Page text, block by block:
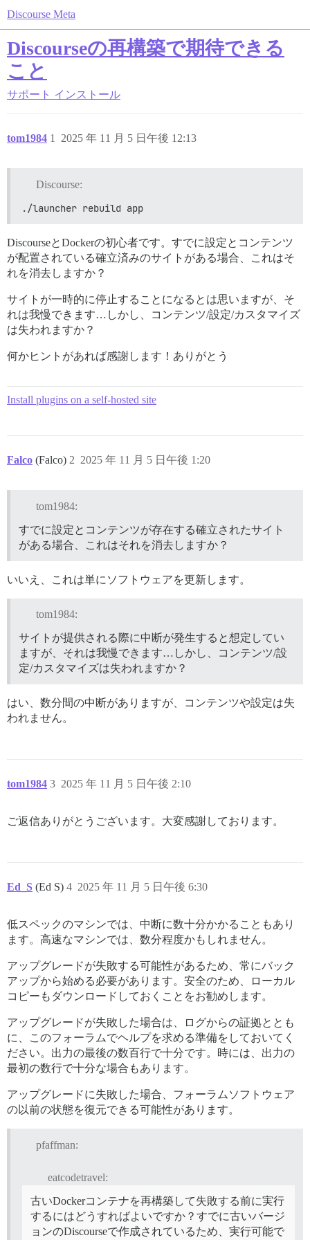
Discourse Meta
Discourseの再構築で期待できる
こと
サポート インストール
tom1984 2025 年 11 月 5 日午後 12:13
1
Discourse:
./launcher rebuild app
DiscourseとDockerの初心者です。すでに設定とコンテンツ
が配置されている確立済みのサイトがある場合、これはそ
れを消去しますか？
サイトが一時的に停止することになるとは思いますが、そ
れは我慢できます…しかし、コンテンツ/設定/カスタマイズ
は失われますか？
何かヒントがあれば感謝します！ありがとう
Install plugins on a self-hosted site
Falco (Falco) 2025 年 11 月 5 日午後 1:20
2
tom1984:
すでに設定とコンテンツが存在する確立されたサイト
がある場合、これはそれを消去しますか？
いいえ、これは単にソフトウェアを更新します。
tom1984:
サイトが提供される際に中断が発生すると想定してい
ますが、それは我慢できます…しかし、コンテンツ/設
定/カスタマイズは失われますか？
はい、数分間の中断がありますが、コンテンツや設定は失
われません。
tom1984 2025 年 11 月 5 日午後 2:10
3
ご返信ありがとうございます。大変感謝しております。
Ed_S (Ed S) 2025 年 11 月 5 日午後 6:30
4
低スペックのマシンでは、中断に数十分かかることもあり
ます。高速なマシンでは、数分程度かもしれません。
アップグレードが失敗する可能性があるため、常にバック
アップから始める必要があります。安全のため、ローカル
コピーもダウンロードしておくことをお勧めします。
アップグレードが失敗した場合は、ログからの証拠ととも
に、このフォーラムでヘルプを求める準備をしておいてく
ださい。出力の最後の数百行で十分です。時には、出力の
最初の数行で十分な場合もあります。
アップグレードに失敗した場合、フォーラムソフトウェア
の以前の状態を復元できる可能性があります。
pfaffman:
eatcodetravel:
古いDockerコンテナを再構築して失敗する前に実行
するにはどうすればよいですか？すでに古いバージ
ョンのDiscourseで作成されているため、実行可能で